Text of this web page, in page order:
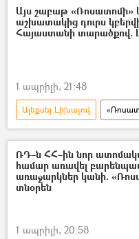
Ռուսաստան
Այս շաբաթ «Ռոսատոմի»
աշխատակից դուրս
Հայաստանի տարածքով.
1 ապրիլի, 21:48
Ալեքսեյ Լիխաչով
«Բուշեր» ԱԷԿ
Հայաստան
Իրանի Իսլամական
ՌԴ–ն ՀՀ–ին նոր
համար առավել
առաջարկներ կանի.
տնօրեն
1 ապրիլի, 20:58